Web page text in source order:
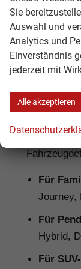
Dacia
sich das?
Dacia
besonders
gutem
Lieferzeit,
Für
Journey,
Für
Hybrid,
Für
Sie
Auswahl und
Analytics und
Einverständnis
jederzeit mit
Alle akzeptieren